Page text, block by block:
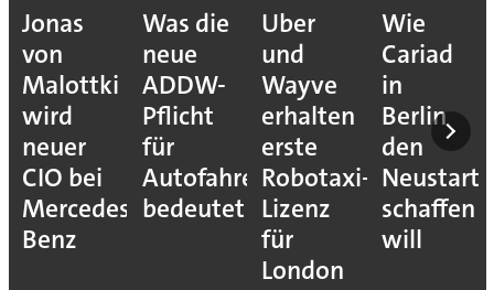
Jonas
von
Malottki
wird
neuer
CIO bei
Mercedes-
Benz
Was die
neue
ADDW-
Pflicht
für
Autofahrer
bedeutet
Uber
und
Wayve
erhalten
erste
Robotaxi-
Lizenz
für
London
Wie
Cariad
in
Berlin
den
Neustart
schaffen
will